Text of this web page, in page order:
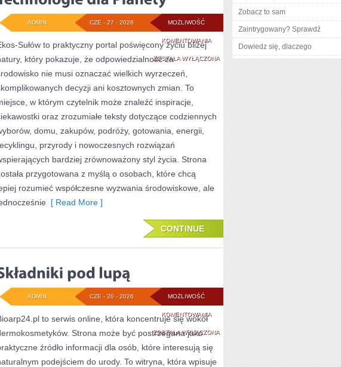
MOŻLIWOŚĆ
KOMENTOWANIATECHNOLOGIE
DLA
PLANETY
ZOSTAŁA WYŁĄCZONA
CZE - 27 - 2026
ADMIN
Sułów to praktyczny portal poświęcony życiu bliżej
który pokazuje, że odpowiedzialność za
nie musi oznaczać wielkich wyrzeczeń,
decyzji ani kosztownych zmian. To
w którym czytelnik może znaleźć inspiracje,
oraz zrozumiałe teksty dotyczące codziennych
domu, zakupów, podróży, gotowania, energii,
przyrody i nowoczesnych rozwiązań
bardziej zrównoważony styl życia. Strona
przygotowana z myślą o osobach, które chcą
rozumieć współczesne wyzwania środowiskowe, ale
[ Read More ]
CONTINUE
MOŻLIWOŚĆ
KOMENTOWANIASKŁADNIKI
POD
LUPĄ
ZOSTAŁA WYŁĄCZONA
CZE - 20 - 2026
ADMIN
to serwis online, która koncentruje się wokół
Strona może być postrzegana jako
źródło informacji dla osób, które interesują się
podejściem do urody. To witryna, która wpisuje
Zobacz to sam
Zaintrygowany? Sprawdź
Dowiedz się, dlaczego